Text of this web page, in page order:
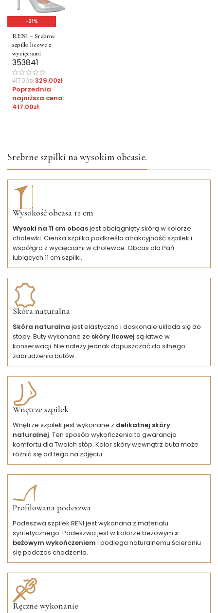
-21%
RENI – Srebrne
szpilki licowe z
wycięciami
353841
417.00zł329.00zł
Poprzednia
najniższa cena:
417.00zł.
Srebrne szpilki na wysokim obcasie.
Wysokość obcasa 11 cm
Wysoki na 11 cm obcasjest obciągnięty skórą w kolorze
cholewki. Cienka szpilka podkreśla atrakcyjność szpilek i
współgra z wycięciami w cholewce. Obcas dla Pań
lubiących 11 cm szpilki.
Skóra naturalna
Skóra naturalna jest elastyczna i doskonale układa się do
stopy. Buty wykonane ze skóry licowej są łatwe w
konserwacji. Nie należy jednak dopuszczać do silnego
zabrudzenia butów.
Wnętrze szpilek
Wnętrze szpilek jest wykonane z delikatnej skóry
naturalnej. Ten sposób wykończenia to gwarancja
komfortu dla Twoich stóp. Kolor skóry wewnątrz buta może
różnić się od tego na zdjęciu.
Profilowana podeszwa
Podeszwa szpilek RENI jest wykonana z materiału
syntetycznego. Podeszwa jest w kolorze beżowym z
beżowym wykończeniem i podlega naturalnemu ścieraniu
się podczas chodzenia.
Ręczne wykonanie